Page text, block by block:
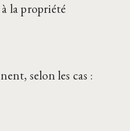
la propriété
selon les cas :